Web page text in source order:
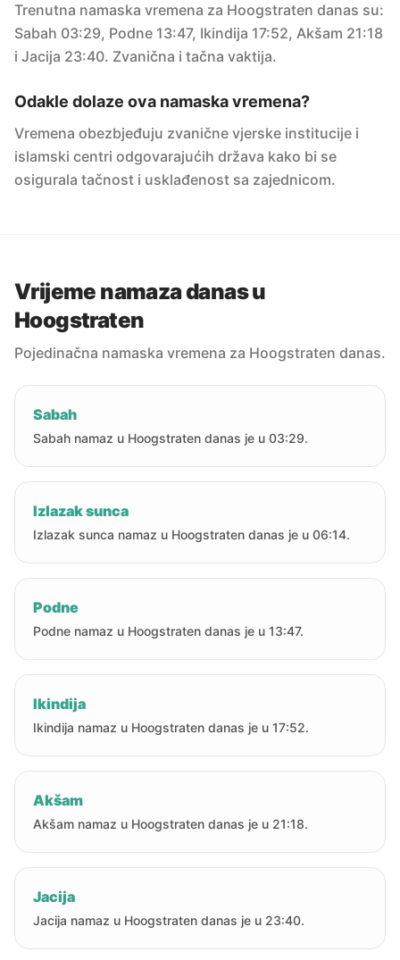
Trenutna namaska vremena za Hoogstraten danas su:
Sabah 03:29, Podne 13:47, Ikindija 17:52, Akšam 21:18
i Jacija 23:40. Zvanična i tačna vaktija.
Odakle dolaze ova namaska vremena?
Vremena obezbjeđuju zvanične vjerske institucije i
islamski centri odgovarajućih država kako bi se
osigurala tačnost i usklađenost sa zajednicom.
Vrijeme namaza danas u
Hoogstraten
Pojedinačna namaska vremena za Hoogstraten danas.
Sabah
Sabah namaz u Hoogstraten danas je u 03:29.
Izlazak sunca
Izlazak sunca namaz u Hoogstraten danas je u 06:14.
Podne
Podne namaz u Hoogstraten danas je u 13:47.
Ikindija
Ikindija namaz u Hoogstraten danas je u 17:52.
Akšam
Akšam namaz u Hoogstraten danas je u 21:18.
Jacija
Jacija namaz u Hoogstraten danas je u 23:40.